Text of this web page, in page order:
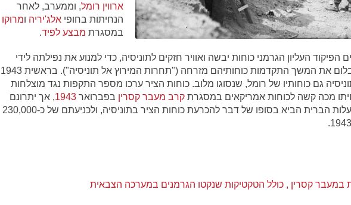
ארווין רומל, וממערב, לאחר
הנחיתות בחופי אלג'יריה ומרוקו
במסגרת מבצע לפיד.
העליון הגרמני כוחות יבשה ואוויר חזקים לתוניסיה, כדי למנוע את נפילתה לידי
בעלות הברית, והצליח לבלום את המשך התקדמות כוחותיהם מזרחה ("תחרות המירוץ אל תוניסיה"). בראשית 1943
גם כוחותיו של רומל, שנסוגו מלוב. כוחות הציר ערכו מספר התקפות נגד מוצלחות
מכה קשה לכוחות אמריקאים במסגרת קרב מעבר קסרין בפברואר 1943, אך יתרונם
המספרי והלוגיסטי של בעלות הברית הביא בסופו של דבר להכרעת כוחות הציר בתוניסיה, ולכניעתם של כ-230,000
במעבר קסרין , כולל הטקטיקות שנקטו הגרמנים במערכה הצבאית